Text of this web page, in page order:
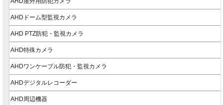
AHDドーム型監視カメラ
AHD PTZ防犯・監視カメラ
AHD特殊カメラ
AHDワンケーブル防犯・監視カメラ
AHDデジタルレコーダー
AHD周辺機器